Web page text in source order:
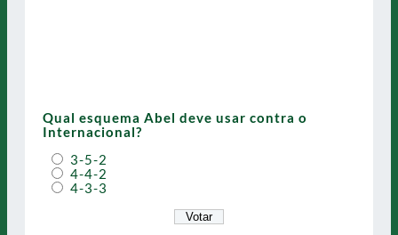
Qual esquema Abel deve usar contra o
Internacional?
3-5-2
4-4-2
4-3-3